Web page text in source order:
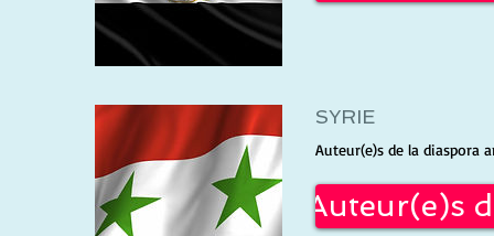
SYRIE
Auteur(e)s de la diaspora
Auteur(e)s